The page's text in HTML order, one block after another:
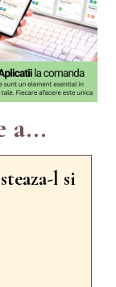
a...
l si